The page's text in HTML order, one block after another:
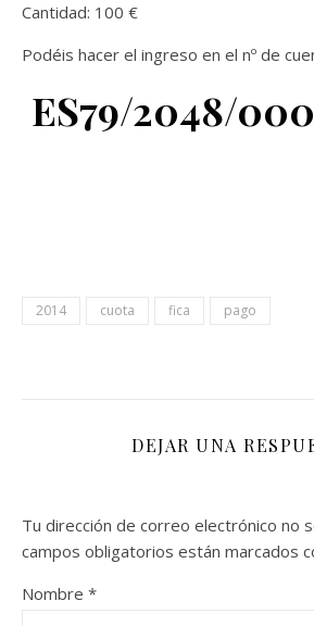
Cantidad: 100 €
Podéis hacer el ingreso en el nº de
ES79/2048/
2014 cuota fica pago
DEJAR UNA
Tu dirección de correo electrónico no
campos obligatorios están marcados
Nombre *